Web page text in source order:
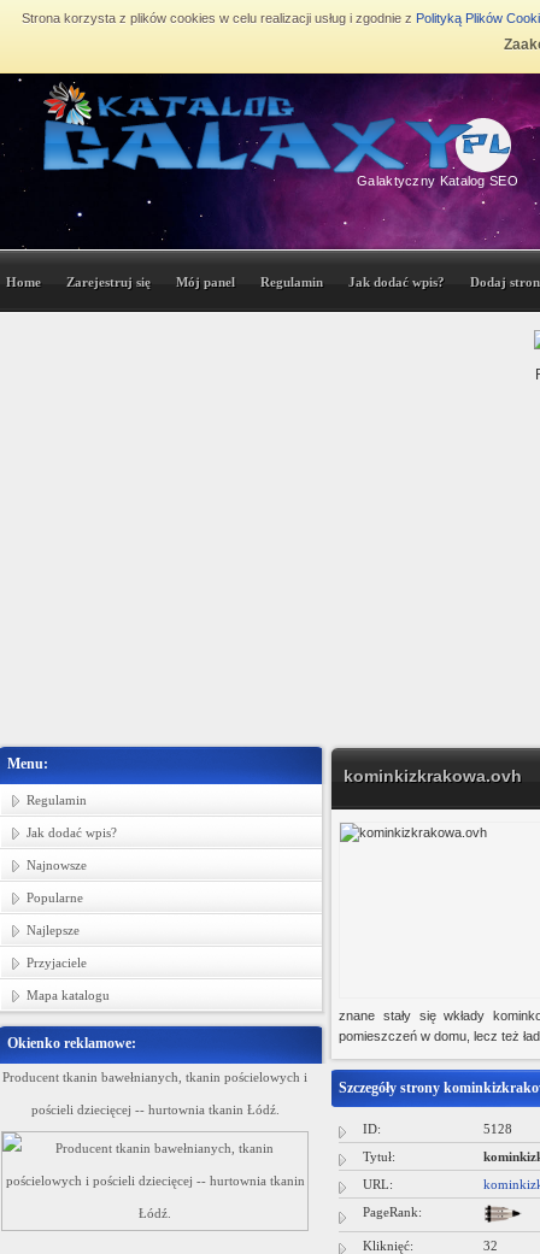
Strona korzysta z plików cookies w celu realizacji usług i zgodnie z Polityką Plików
Galaktyczny Katalog SEO
Home Zarejestruj się Mój panel Regulamin Jak dodać wpis? Dodaj
Menu:
Regulamin
Jak dodać wpis?
Najnowsze
Popularne
Najlepsze
Przyjaciele
Mapa katalogu
Okienko reklamowe:
Producent tkanin bawełnianych, tkanin pościelowych i
pościeli dziecięcej -- hurtownia tkanin Łódź.
Ministerstwo Gadżetów
kominkizkrakowa.ovh
znane stały się wkłady
pomieszczeń w domu, lecz też
Szczegóły strony
ID:
5128
Tytuł:
URL:
PageRank:
Kliknięć:
32